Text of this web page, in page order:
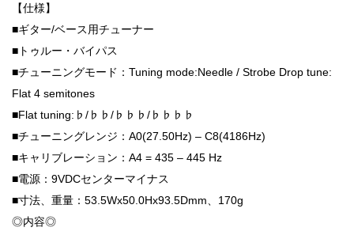
【仕様】
■ギター/ベース用チューナー
■トゥルー・バイパス
■チューニングモード：Tuning mode:Needle / Strobe Drop tune:
Flat 4 semitones
■Flat tuning:♭/♭♭/♭♭♭/♭♭♭♭
■チューニングレンジ：A0(27.50Hz) – C8(4186Hz)
■キャリブレーション：A4 = 435 – 445 Hz
■電源：9VDCセンターマイナス
■寸法、重量：53.5Wx50.0Hx93.5Dmm、170g
◎内容◎